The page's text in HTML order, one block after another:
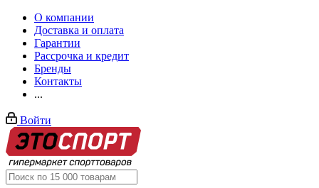
О компании
Доставка и оплата
Гарантии
Рассрочка и кредит
Бренды
Контакты
...
Войти